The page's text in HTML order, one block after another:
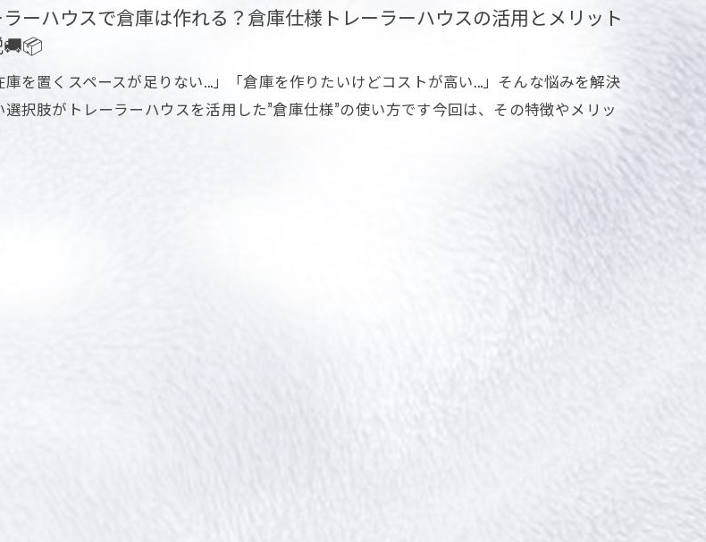
ラーハウスで倉庫は作れる？倉庫仕様トレーラーハウスの活用とメリット
庫を置くスペースが足りない...」「倉庫を作りたいけどコストが高い...」そんな悩みを解決
選択肢がトレーラーハウスを活用した”倉庫仕様”の使い方です今回は、その特徴やメリッ